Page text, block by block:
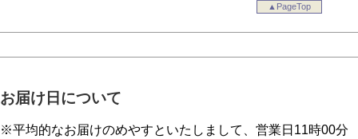
▲PageTop
お届け日について
※平均的なお届けのめやすといたしまして、営業日11時00分